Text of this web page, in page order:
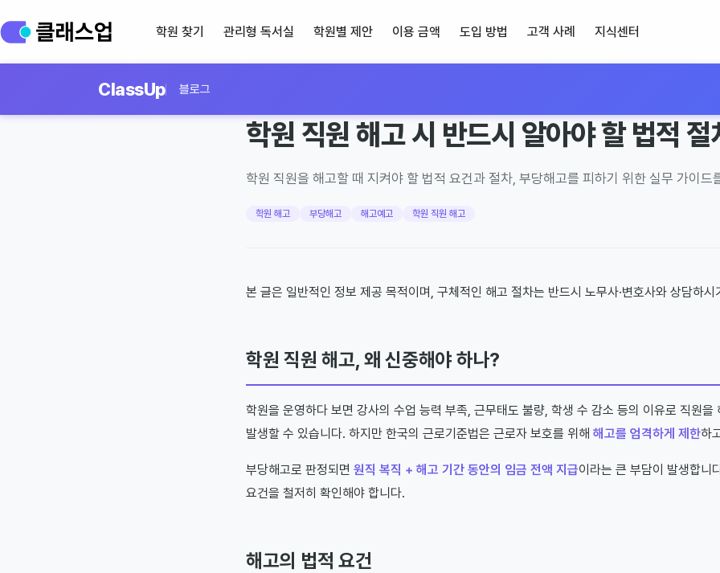
학원 찾기 관리형 독서실 학원별 제안 이용 금액 도입 방법 고객 사례 지식센터
ClassUp 블로그
학원 직원 해고 시 반드시 알아야 할 법적 절
학원 직원을 해고할 때 지켜야 할 법적 요건과 절차, 부당해고를 피하기 위한 실무 가이드
학원 해고 부당해고 해고예고 학원 직원 해고
본 글은 일반적인 정보 제공 목적이며, 구체적인 해고 절차는 반드시 노무사·변호사와 상담하시
학원 직원 해고, 왜 신중해야 하나?
학원을 운영하다 보면 강사의 수업 능력 부족, 근무태도 불량, 학생 수 감소 등의 이유로 직원을
발생할 수 있습니다. 하지만 한국의 근로기준법은 근로자 보호를 위해 해고를 엄격하게 제한하
부당해고로 판정되면 원직 복직 + 해고 기간 동안의 임금 전액 지급이라는 큰 부담이 발생합니
요건을 철저히 확인해야 합니다.
해고의 법적 요건